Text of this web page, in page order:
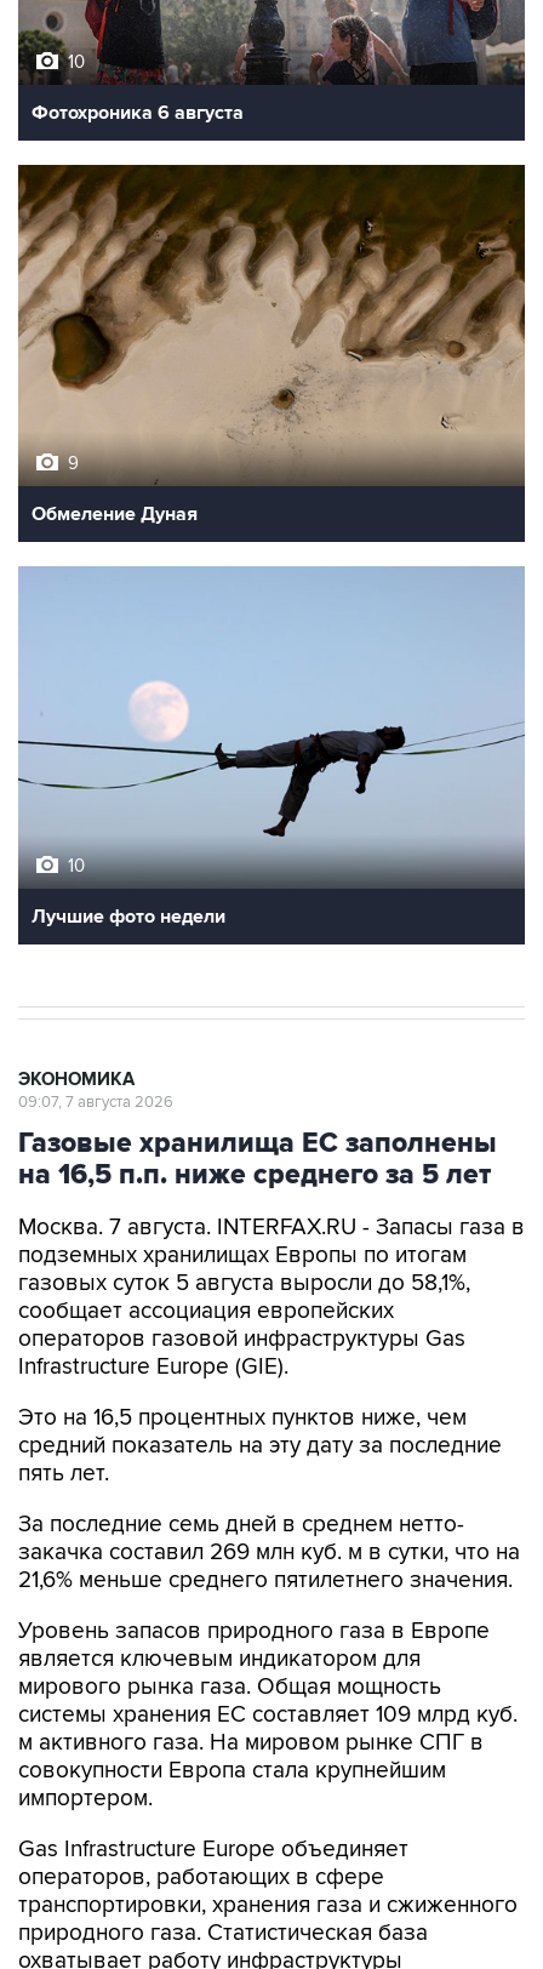
10
Фотохроника 6 августа
9
Обмеление Дуная
10
Лучшие фото недели
ЭКОНОМИКА
09:07, 7 августа 2026
Газовые хранилища ЕС заполнены
на 16,5 п.п. ниже среднего за 5 лет
Москва. 7 августа. INTERFAX.RU - Запасы газа в
подземных хранилищах Европы по итогам
газовых суток 5 августа выросли до 58,1%,
сообщает ассоциация европейских
операторов газовой инфраструктуры Gas
Infrastructure Europe (GIE).
Это на 16,5 процентных пунктов ниже, чем
средний показатель на эту дату за последние
пять лет.
За последние семь дней в среднем нетто-
закачка составил 269 млн куб. м в сутки, что на
21,6% меньше среднего пятилетнего значения.
Уровень запасов природного газа в Европе
является ключевым индикатором для
мирового рынка газа. Общая мощность
системы хранения ЕС составляет 109 млрд куб.
м активного газа. На мировом рынке СПГ в
совокупности Европа стала крупнейшим
импортером.
Gas Infrastructure Europe объединяет
операторов, работающих в сфере
транспортировки, хранения газа и сжиженного
природного газа. Статистическая база
охватывает работу инфраструктуры